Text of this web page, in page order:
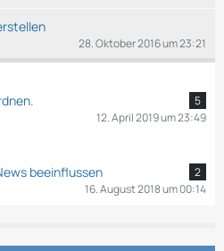
28. Oktober 2016 um 23:21
5
12. April 2019 um 23:49
beeinflussen
2
16. August 2018 um 00:14